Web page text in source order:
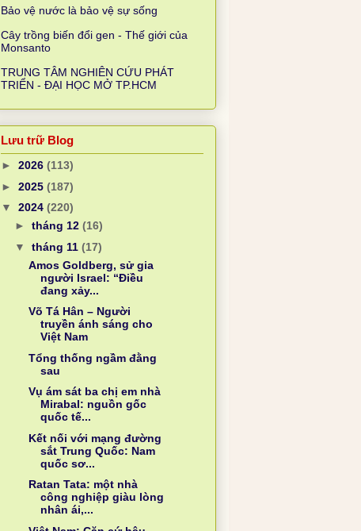
Bảo vệ nước là bảo vệ sự sống
Cây trồng biến đổi gen - Thế giới của
Monsanto
TRUNG TÂM NGHIÊN CỨU PHÁT
TRIỂN - ĐẠI HỌC MỞ TP.HCM
Lưu trữ Blog
► 2026 (113)
► 2025 (187)
▼ 2024 (220)
► tháng 12 (16)
▼ tháng 11 (17)
Amos Goldberg, sử gia
người Israel: “Điều
đang xảy...
Võ Tá Hân – Người
truyền ánh sáng cho
Việt Nam
Tổng thống ngầm đằng
sau
Vụ ám sát ba chị em nhà
Mirabal: nguồn gốc
quốc tế...
Kết nối với mạng đường
sắt Trung Quốc: Nam
quốc sơ...
Ratan Tata: một nhà
công nghiệp giàu lòng
nhân ái,...